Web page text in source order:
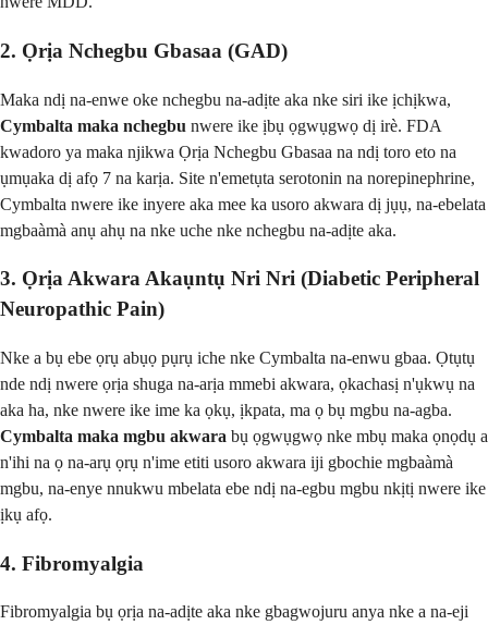
2. Ọrịa Nchegbu Gbasaa (GAD)
Maka ndị na-enwe oke nchegbu na-adịte aka nke siri ike ịchịkwa,
Cymbalta maka nchegbu nwere ike ịbụ ọgwụgwọ dị irè. FDA
kwadoro ya maka njikwa Ọrịa Nchegbu Gbasaa na ndị toro eto na
ụmụaka dị afọ 7 na karịa. Site n'emetụta serotonin na norepinephrine,
Cymbalta nwere ike inyere aka mee ka usoro akwara dị jụụ, na-ebelata
mgbaàmà anụ ahụ na nke uche nke nchegbu na-adịte aka.
3. Ọrịa Akwara Akaụntụ Nri Nri (Diabetic Peripheral
Neuropathic Pain)
Nke a bụ ebe ọrụ abụọ pụrụ iche nke Cymbalta na-enwu gbaa. Ọtụtụ
nde ndị nwere ọrịa shuga na-arịa mmebi akwara, ọkachasị n'ụkwụ na
aka ha, nke nwere ike ime ka ọkụ, ịkpata, ma ọ bụ mgbu na-agba.
Cymbalta maka mgbu akwara bụ ọgwụgwọ nke mbụ maka ọnọdụ a
n'ihi na ọ na-arụ ọrụ n'ime etiti usoro akwara iji gbochie mgbaàmà
mgbu, na-enye nnukwu mbelata ebe ndị na-egbu mgbu nkịtị nwere ike
ịkụ afọ.
4. Fibromyalgia
Fibromyalgia bụ ọrịa na-adịte aka nke gbagwojuru anya nke a na-eji